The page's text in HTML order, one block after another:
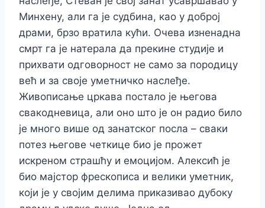
Минхену, али га је судбина, као у доброј
драми, брзо вратила кући. Очева изненадна
смрт га је натерала да прекине студије и
прихвати одговорност не само за породицу
већ и за своје уметничко наслеђе.
Живописање цркава постало је његова
свакодневица, али оно што је он радио било
је много више од занатског посла – сваки
потез његове четкице био је прожет
искреном страшћу и емоцијом. Алексић је
био мајстор фрескописа и велики уметник,
који је у својим делима приказивао дубоку